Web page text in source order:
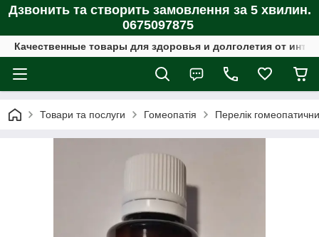
Дзвонить та створить замовлення за 5 хвилин.
0675097875
Качественные товары для здоровья и долголетия от
Товари та послуги Гомеопатія Перелік